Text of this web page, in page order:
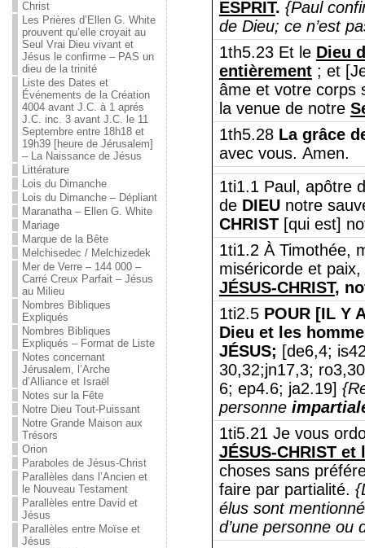
Christ
Les Prières d’Ellen G. White
prouvent qu’elle croyait au
Seul Vrai Dieu vivant et
Jésus le confirme – PAS un
dieu de la trinité
Liste des Dates et
Événements de la Création
4004 avant J.C. à 1 aprés
J.C. inc. 3 avant J.C. le 11
Septembre entre 18h18 et
19h39 [heure de Jérusalem]
– La Naissance de Jésus
Littérature
Lois du Dimanche
Lois du Dimanche – Dépliant
Maranatha – Ellen G. White
Mariage
Marque de la Bête
Melchisedec / Melchizedek
Mer de Verre – 144 000 –
Carré Creux Parfait – Jésus
au Milieu
Nombres Bibliques
Expliqués
Nombres Bibliques
Expliqués – Format de Liste
Notes concernant
Jérusalem, l’Arche
d’Alliance et Israël
Notes sur la Fête
Notre Dieu Tout-Puissant
Notre Grande Maison aux
Trésors
Orion
Paraboles de Jésus-Christ
Parallèles dans l’Ancien et
le Nouveau Testament
Parallèles entre David et
Jésus
Parallèles entre Moïse et
Jésus
ESPRIT. {Paul
de Dieu; ce n’est
1th5.23 Et le Dieu
entièrement; et
âme et votre corps
la venue de notre
1th5.28 La grâce
avec vous. Amen.
1ti1.1 Paul, apôtre
de DIEUnotre
CHRIST[qui est]
1ti1.2 À Timothée,
miséricorde et
JÉSUS-CHRIST,
1ti2.5 POUR [IL Y
Dieu et les
JÉSUS; [de6,4;
30,32;jn17,3;
6; ep4.6; ja2.19]
personne
1ti5.21 Je vous
JÉSUS-CHRIST
choses sans
faire par partialité.
élus sont
d’une personne ou